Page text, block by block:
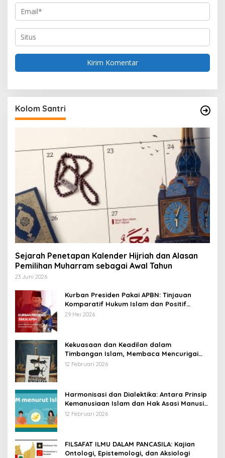
Kolom Santri
Sejarah Penetapan Kalender Hijriah dan Alasan
Pemilihan Muharram sebagai Awal Tahun
23 Juni 2026
Kurban Presiden Pakai APBN: Tinjauan
Komparatif Hukum Islam dan Positif
Negara
29 Mei 2026
Kekuasaan dan Keadilan dalam
Timbangan Islam, Membaca Mencurigai
Kekuasaan Karya Fitron Nur Iksan
12 Februari 2026
Harmonisasi dan Dialektika: Antara Prinsip
Kemanusiaan Islam dan Hak Asasi Manusia
Universal
12 Februari 2026
FILSAFAT ILMU DALAM PANCASILA: Kajian
Ontologi, Epistemologi, dan Aksiologi